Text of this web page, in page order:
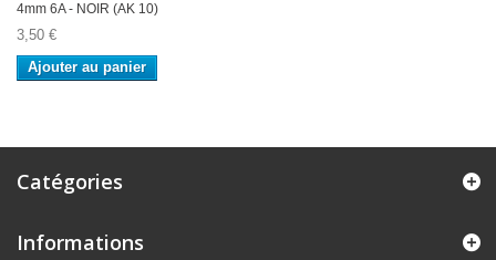
4mm 6A - NOIR (AK 10)
3,50 €
Ajouter au panier
Catégories
Informations